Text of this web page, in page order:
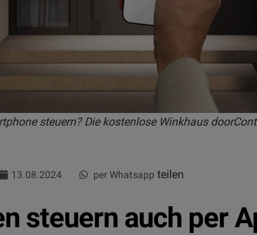
steuern? Die kostenlose Winkhaus
13.08.2024 per Whatsapp teilen
steuern auch per